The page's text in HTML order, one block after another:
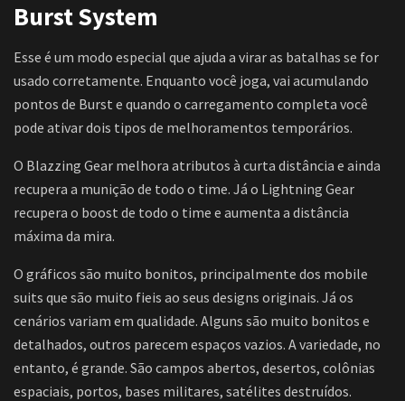
Burst System
Esse é um modo especial que ajuda a virar as batalhas se for
usado corretamente. Enquanto você joga, vai acumulando
pontos de Burst e quando o carregamento completa você
pode ativar dois tipos de melhoramentos temporários.
O Blazzing Gear melhora atributos à curta distância e ainda
recupera a munição de todo o time. Já o Lightning Gear
recupera o boost de todo o time e aumenta a distância
máxima da mira.
O gráficos são muito bonitos, principalmente dos mobile
suits que são muito fieis ao seus designs originais. Já os
cenários variam em qualidade. Alguns são muito bonitos e
detalhados, outros parecem espaços vazios. A variedade, no
entanto, é grande. São campos abertos, desertos, colônias
espaciais, portos, bases militares, satélites destruídos.